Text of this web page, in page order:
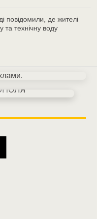
повідомили, де жителі
та технічну воду